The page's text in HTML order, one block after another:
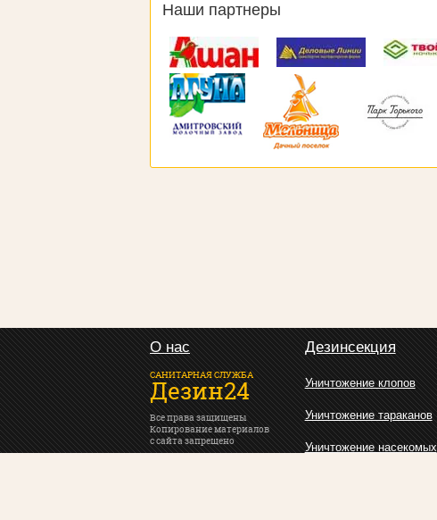
Наши партнеры
О нас
САНИТАРНАЯ СЛУЖБА
Дезин24
Все права защищены
Копирование материалов
с сайта запрещено
Дезинсекция
Уничтожение клопов
Уничтожение тараканов
Уничтожение насекомых